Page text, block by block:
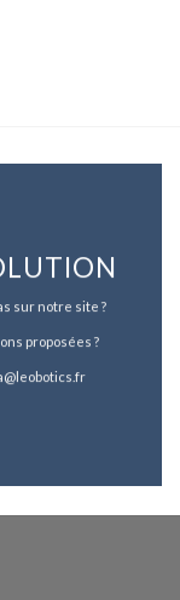
sur notre site ?
proposées ?